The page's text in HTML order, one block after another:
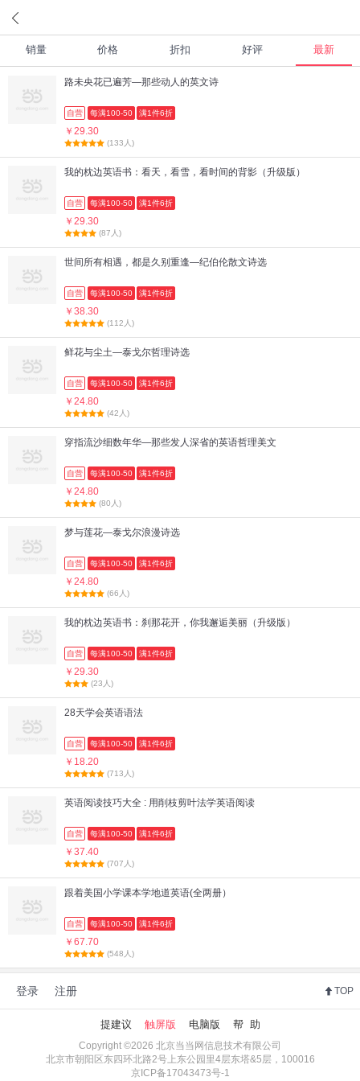
销量 价格 折扣 好评 最新
路未央花已遍芳—那些动人的英文诗
自营 每满100-50 满1件6折
￥29.30
(133人)
我的枕边英语书：看天，看雪，看时间的背影（升级版）
自营 每满100-50 满1件6折
￥29.30
(87人)
世间所有相遇，都是久别重逢—纪伯伦散文诗选
自营 每满100-50 满1件6折
￥38.30
(112人)
鲜花与尘土—泰戈尔哲理诗选
自营 每满100-50 满1件6折
￥24.80
(42人)
穿指流沙细数年华—那些发人深省的英语哲理美文
自营 每满100-50 满1件6折
￥24.80
(80人)
梦与莲花—泰戈尔浪漫诗选
自营 每满100-50 满1件6折
￥24.80
(66人)
我的枕边英语书：刹那花开，你我邂逅美丽（升级版）
自营 每满100-50 满1件6折
￥29.30
(23人)
28天学会英语语法
自营 每满100-50 满1件6折
￥18.20
(713人)
英语阅读技巧大全 : 用削枝剪叶法学英语阅读
自营 每满100-50 满1件6折
￥37.40
(707人)
跟着美国小学课本学地道英语(全两册）
自营 每满100-50 满1件6折
￥67.70
(548人)
登录 注册 TOP
提建议 触屏版 电脑版 帮 助
Copyright ©2026 北京当当网信息技术有限公司
北京市朝阳区东四环北路2号上东公园里4层东塔&5层，100016
京ICP备17043473号-1